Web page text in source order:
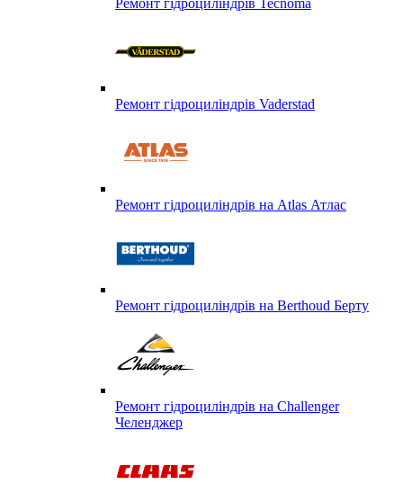
Ремонт гідроциліндрів Vaderstad
Ремонт гідроциліндрів на Atlas Атлас
Ремонт гідроциліндрів на Berthoud Берту
Ремонт гідроциліндрів на Challenger
Челенджер